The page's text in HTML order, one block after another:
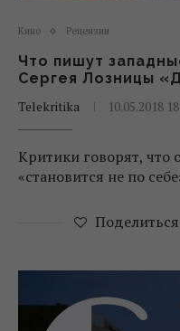
Кино Рецензии
Что пишут
Сергея Лозницы
Telekritika
10.05.2018
Критики говорят, что
«становится не по